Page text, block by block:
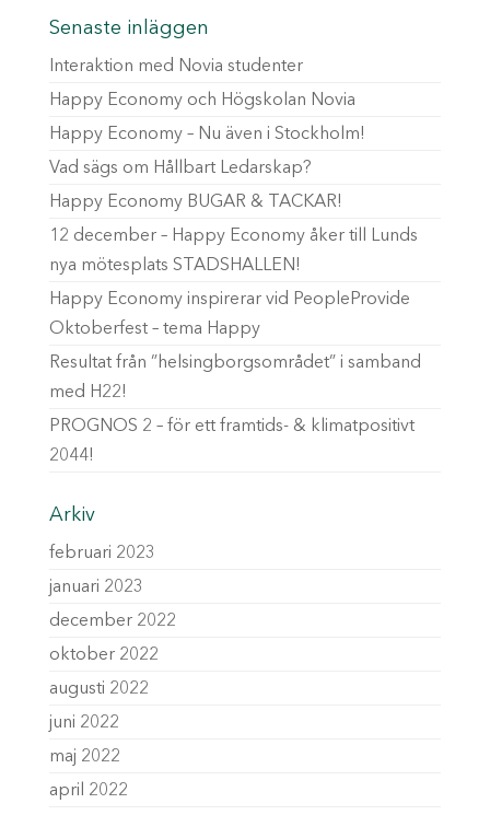
Senaste inläggen
Interaktion med Novia studenter
Happy Economy och Högskolan Novia
Happy Economy – Nu även i Stockholm!
Vad sägs om Hållbart Ledarskap?
Happy Economy BUGAR & TACKAR!
12 december – Happy Economy åker till Lunds
nya mötesplats STADSHALLEN!
Happy Economy inspirerar vid PeopleProvide
Oktoberfest – tema Happy
Resultat från ”helsingborgsområdet” i samband
med H22!
PROGNOS 2 – för ett framtids- & klimatpositivt
2044!
Arkiv
februari 2023
januari 2023
december 2022
oktober 2022
augusti 2022
juni 2022
maj 2022
april 2022